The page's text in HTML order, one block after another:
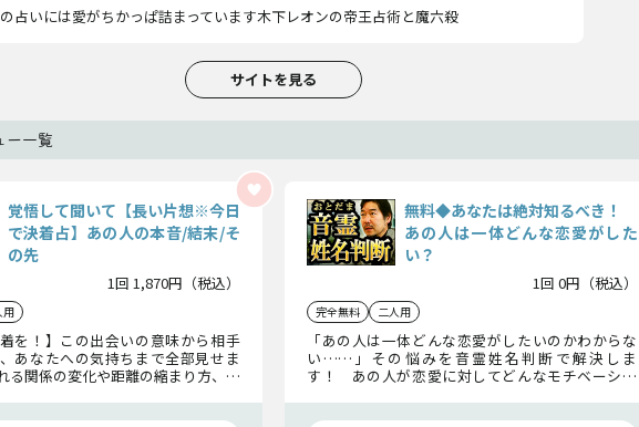
占いには愛がちかっぱ詰まっています木下レオンの帝王占術と魔六殺
サイトを見る
ー一覧
覚悟して聞いて【長い片想※今日
で決着占】あの人の本音/結末/そ
の先
1回 1,870円（税込）
用
着を！】この出会いの意味から相手
あなたへの気持ちまで全部見せま
る関係の変化や距離の縮まり方、告
無料◆あなたは絶対知るべき！
あの人は一体どんな恋愛がした
い？
1回 0円（税込）
完全無料 二人用
「あの人は一体どんな恋愛がしたいのかわからな
い……」その悩みを音霊姓名判断で解決しま
す！ あの人が恋愛に対してどんなモチベーショ